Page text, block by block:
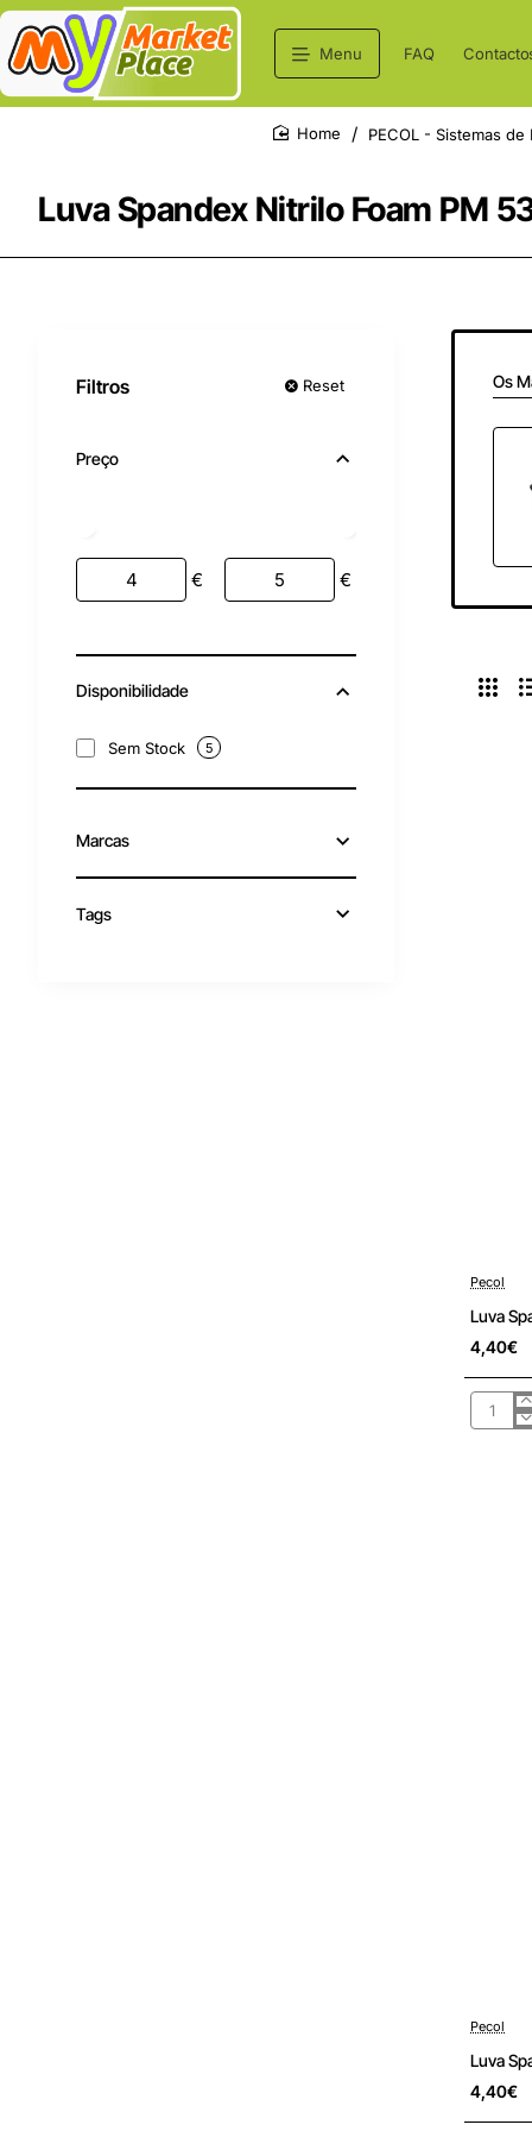
Menu FAQ
Luva Spandex Nitrilo Foam PM
PECOL - Sistemas de
Filtros Reset
Preço
€ €
Disponibilidade
Sem Stock 5
Marcas
Tags
Os
Pré-
Pecol
Luva
4,40€
Luva
Pré-
Pecol
Luva
4,40€